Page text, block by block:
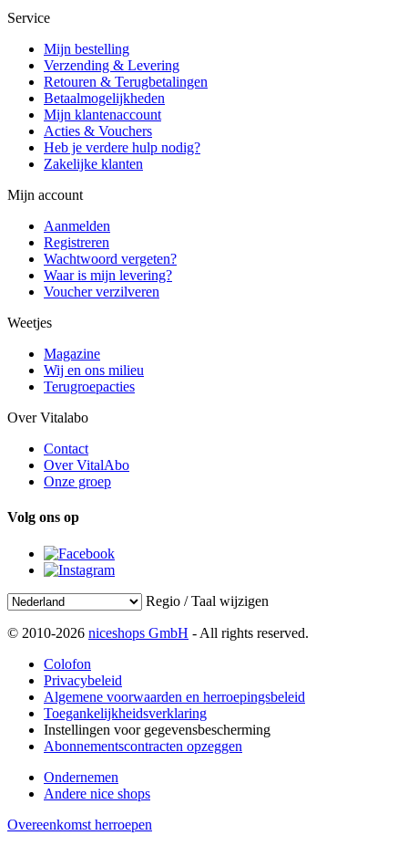
Service
Mijn bestelling
Verzending & Levering
Retouren & Terugbetalingen
Betaalmogelijkheden
Mijn klantenaccount
Acties & Vouchers
Heb je verdere hulp nodig?
Zakelijke klanten
Mijn account
Aanmelden
Registreren
Wachtwoord vergeten?
Waar is mijn levering?
Voucher verzilveren
Weetjes
Magazine
Wij en ons milieu
Terugroepacties
Over Vitalabo
Contact
Over VitalAbo
Onze groep
Volg ons op
Regio / Taal wijzigen
© 2010-2026 niceshops GmbH - All rights reserved.
Colofon
Privacybeleid
Algemene voorwaarden en herroepingsbeleid
Toegankelijkheidsverklaring
Instellingen voor gegevensbescherming
Abonnementscontracten opzeggen
Ondernemen
Andere nice shops
Overeenkomst herroepen